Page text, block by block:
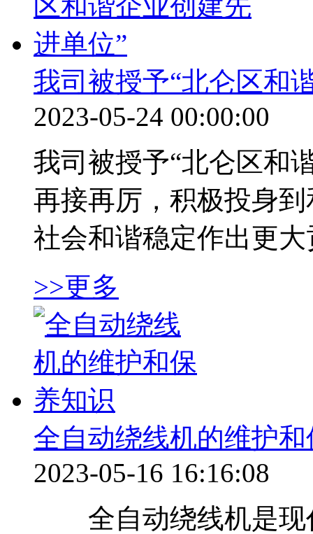
我司被授予“北仑区和
2023-05-24 00:00:00
我司被授予“北仑区和
再接再厉，积极投身
社会和谐稳定作出更大
>>更多
全自动绕线机的维护
2023-05-16 16:16:08
全自动绕线机是现